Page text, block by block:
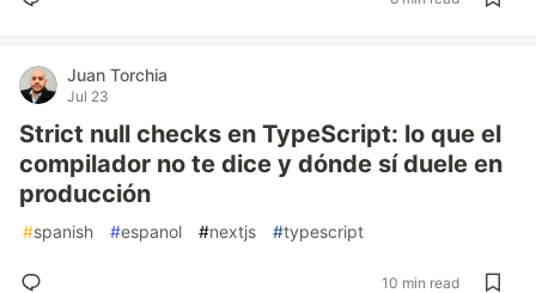
Juan Torchia
Jul 23
Strict null checks en TypeScript: lo que el
compilador no te dice y dónde sí duele en
producción
#spanish #espanol #nextjs #typescript
10 min read